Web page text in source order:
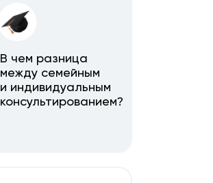
В чем разница
между семейным
и индивидуальным
консультированием?